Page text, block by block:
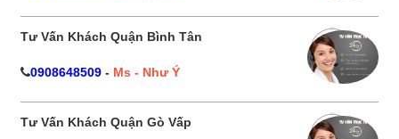
Tư Vấn Khách Quận Bình Tân
0908648509 - Ms - Như Ý
Tư Vấn Khách Quận Gò Vấp